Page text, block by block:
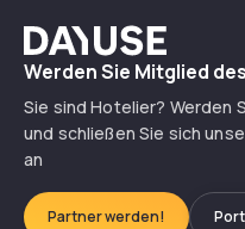
Dayuse
Werden Sie Mitglied
Sie sind Hotelier? Werden
und schließen Sie sich
an
Partner werden!